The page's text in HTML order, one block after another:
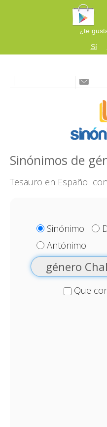
¿te
Sí
Sinónimos de
Tesauro en Español
Sinónimo
Antónimo
Que